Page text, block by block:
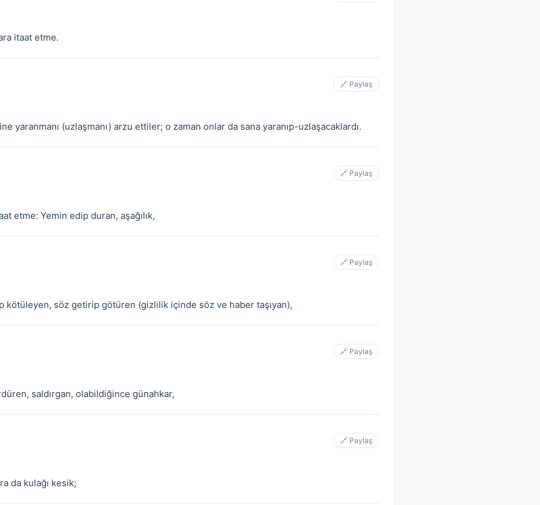
itaat etme.
🔗 Paylaş
yaranmanı (uzlaşmanı) arzu ettiler; o zaman onlar da sana yaranıp-uzlaşacaklardı.
🔗 Paylaş
etme: Yemin edip duran, aşağılık,
🔗 Paylaş
kötüleyen, söz getirip götüren (gizlilik içinde söz ve haber taşıyan),
🔗 Paylaş
saldırgan, olabildiğince günahkar,
🔗 Paylaş
da kulağı kesik;